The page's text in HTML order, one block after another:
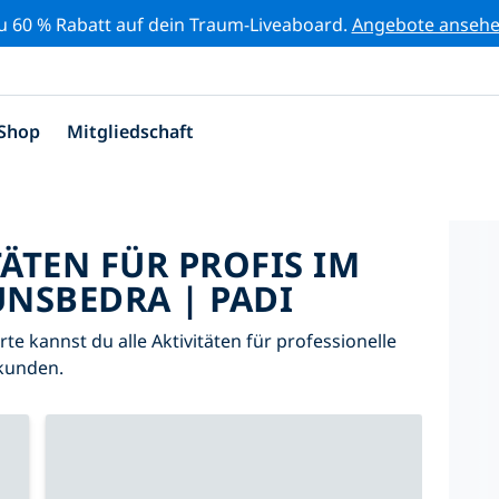
60 % Rabatt auf dein Traum-Liveaboard. Angebote
Mitgliedschaft
FÜR PROFIS IM
| PADI
kannst du alle Aktivitäten für professionelle